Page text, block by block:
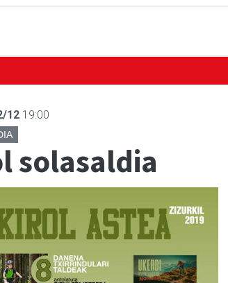
12 19:00
solasaldia